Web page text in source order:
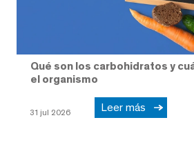
Qué son los carbohidratos y
el organismo
31 jul 2026 Leer más